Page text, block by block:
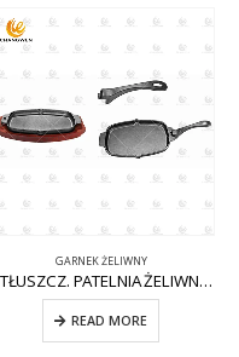
GARNEK ŻELIWNY
1 TŁUSZCZ. PATELNIA ŻELIWNA W KSZTAŁCIE JAJKA Z WYJMOWANĄ RĄCZKĄ CW-CI011
READ MORE